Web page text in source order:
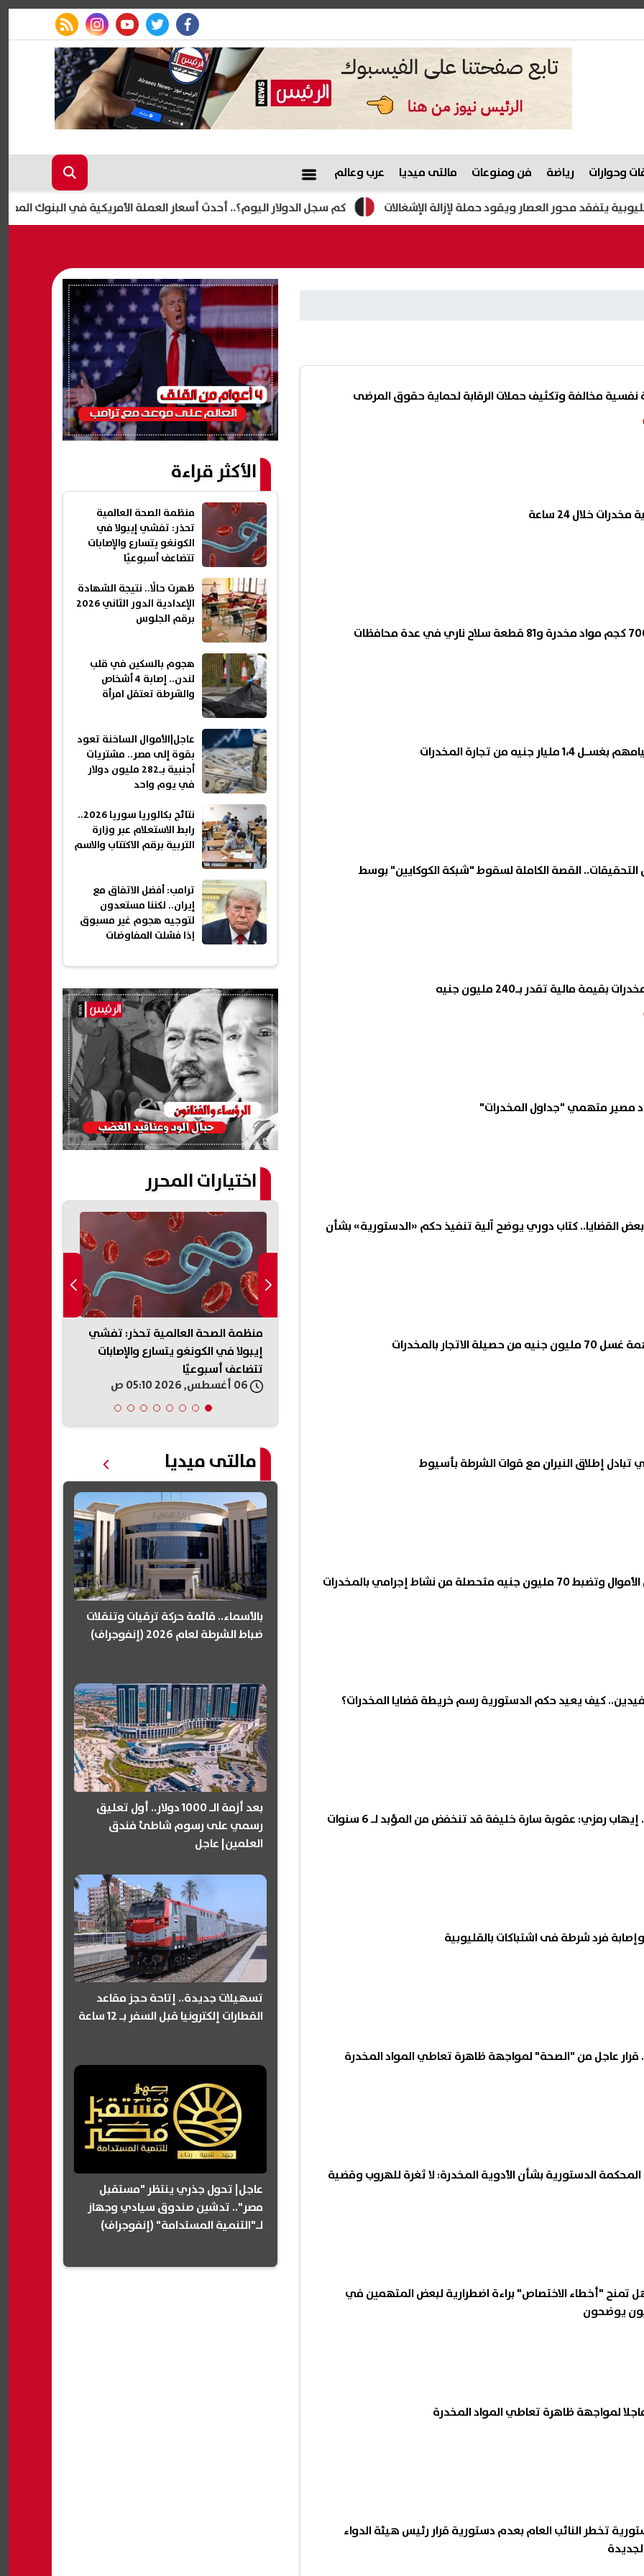
facebook
twitter
youtube
instagram
rss feed
وحوارات رياضة فن ومنوعات مالتى ميديا عرب وعالم
كم سجل الدولار اليوم؟.. أحدث أسعار العملة الأمريكية في البنوك المصرية اليوم الخميس 6 العصار ويقود حملة لإزالة الإشغالات
التحقيقات.. القصة الكاملة لسقوط "شبكة الكوكايين" بوسط
مصير متهمي "جداول المخدرات"
القضايا.. كتاب دوري يوضح آلية تنفيذ حكم «الدستورية» بشأن
من نشاط إجرامي بالمخدرات
كيف يعيد حكم الدستورية رسم خريطة قضايا المخدرات؟
رمزي: عقوبة سارة خليفة قد تنخفض من المؤبد لـ 6 سنوات
عاجل من "الصحة" لمواجهة ظاهرة تعاطي المواد المخدرة
الدستورية بشأن الأدوية المخدرة: لا ثغرة للهروب وقضية
تمنح "أخطاء الاختصاص" براءة اضطرارية لبعض المتهمين في
يوضحون
لمواجهة ظاهرة تعاطي المواد المخدرة
تخطر النائب العام بعدم دستورية قرار رئيس هيئة الدواء
الأكثر قراءة
منظمة الصحة العالمية
تحذر: تفشي إيبولا في
الكونغو يتسارع والإصابات
تتضاعف أسبوعيًا
ظهرت حالًا.. نتيجة الشهادة
الإعدادية الدور الثاني 2026
برقم الجلوس
هجوم بالسكين في قلب
لندن.. إصابة 4 أشخاص
والشرطة تعتقل امرأة
عاجل|الأموال الساخنة تعود
بقوة إلى مصر.. مشتريات
أجنبية بـ282 مليون دولار
في يوم واحد
نتائج بكالوريا سوريا 2026..
رابط الاستعلام عبر وزارة
التربية برقم الاكتتاب والاسم
ترامب: أفضل الاتفاق مع
إيران.. لكننا مستعدون
لتوجيه هجوم غير مسبوق
إذا فشلت المفاوضات
اختيارات المحرر
أثناء الاستحمام هربًا من
جثمان صيدلانية الشرقية وسط حزن
منظمة الصحة العالمية تحذر: تفشي
إيبولا في الكونغو يتسارع والإصابات
تتضاعف أسبوعيًا
مالتى ميديا
بالأسماء.. قائمة حركة ترقيات وتنقلات
ضباط الشرطة لعام 2026 (إنفوجراف)
بعد أزمة الـ 1000 دولار.. أول تعليق
رسمي على رسوم شاطئ فندق
العلمين| عاجل
تسهيلات جديدة.. إتاحة حجز مقاعد
القطارات إلكترونيا قبل السفر بـ 12 ساعة
عاجل| تحول جذري ينتظر "مستقبل
مصر".. تدشين صندوق سيادي وجهاز
لـ"التنمية المستدامة" (إنفوجراف)